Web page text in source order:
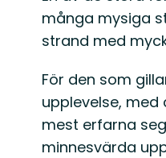
många mysiga
strand med
För den som
upplevelse,
mest erfarna
minnesvärda